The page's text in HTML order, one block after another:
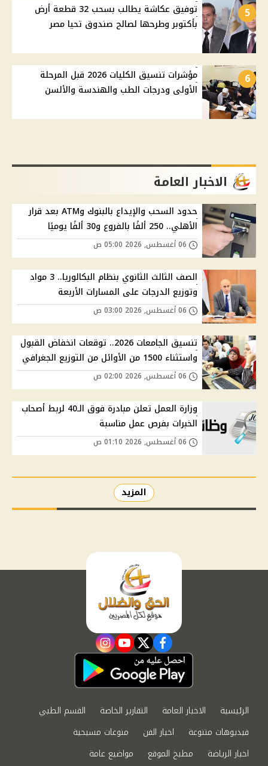
5
توفيق عكاشة يطالب بسحب 32 قطعة أرض
بأكتوبر وطرحها لصالح صندوق تحيا مصر
6
مؤشرات تنسيق الكليات 2026 قبل المرحلة
الأولى ودرجات الطب والهندسة والألسن
الاخبار العامة
حدود السحب والإيداع بالبنوك وATM بعد قرار
الأهلي.. 250 ألفًا بالفروع و30 ألفًا يوميًا
الصف الثالث الثانوي بنظام البكالوريا.. 3 مواد
وتوزيع الدرجات على المسارات الأربعة
تنسيق الجامعات 2026.. توقعات انخفاض القبول
واستثناء 1500 من الأوائل من التوزيع الجغرافي
وزارة العمل تعلن مبادرة فوق الـ40 لربط أصحاب
الخبرات بفرص عمل مناسبة
المزيد
facebook
twitter
youtube
instagram
الرئيسية الاخبار العامة التقارير الخاصة
القسم الطبي
فيديوهات متنوعة
اخبار الفن
منوعات مسيحية
اخبار الرياضة
مطبخ الموقع مواضيع عامة